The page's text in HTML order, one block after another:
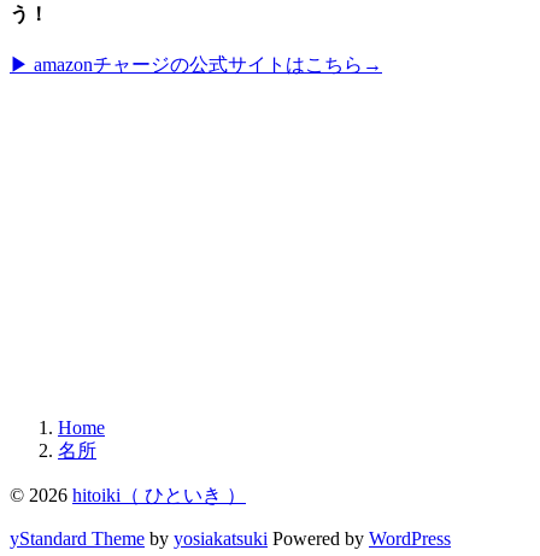
う！
▶︎ amazonチャージの公式サイトはこちら→
Home
名所
© 2026 hitoiki（ ひといき ）
yStandard Theme by yosiakatsuki Powered by WordPress